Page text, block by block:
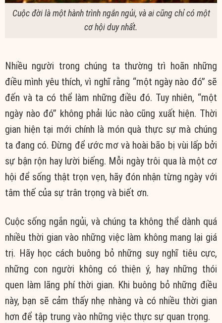
Cuộc đời là một hành trình ngắn ngủi, và ai cũng chỉ có một
cơ hội duy nhất.
Nhiều người trong chúng ta thường trì hoãn những
điều mình yêu thích, vì nghĩ rằng “một ngày nào đó” sẽ
đến và ta có thể làm những điều đó. Tuy nhiên, “một
ngày nào đó” không phải lúc nào cũng xuất hiện. Thời
gian hiện tại mới chính là món quà thực sự mà chúng
ta đang có. Đừng để ước mơ và hoài bão bị vùi lấp bởi
sự bận rộn hay lười biếng. Mỗi ngày trôi qua là một cơ
hội để sống thật trọn vẹn, hãy đón nhận từng ngày với
tâm thế của sự trân trọng và biết ơn.
Cuộc sống ngắn ngủi, và chúng ta không thể dành quá
nhiều thời gian vào những việc làm không mang lại giá
trị. Hãy học cách buông bỏ những suy nghĩ tiêu cực,
những con người không có thiện ý, hay những thói
quen làm lãng phí thời gian. Khi buông bỏ những điều
này, bạn sẽ cảm thấy nhẹ nhàng và có nhiều thời gian
hơn để tập trung vào những việc thực sự quan trọng.